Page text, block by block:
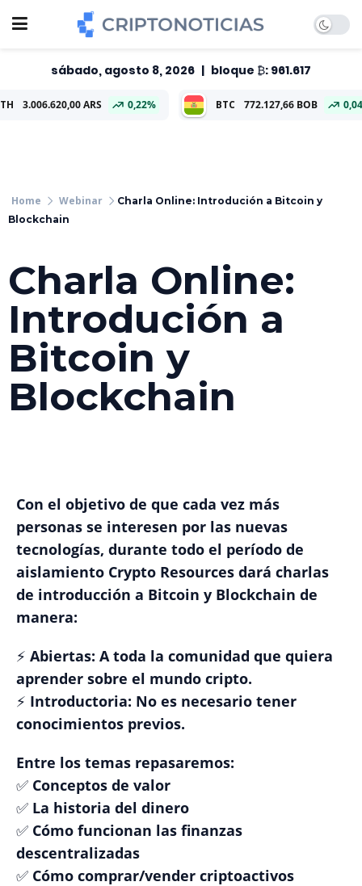
sábado, agosto 8, 2026 | bloque ₿: 961.617
3.006.620,00 ARS 0,22% BTC 772.127,66 BOB 0,04%
Webinar
Charla Online: Introdución a Bitcoin y
Blockchain
Charla Online:
Introdución a
Bitcoin y
Blockchain
Con el objetivo de que cada vez más
personas se interesen por las nuevas
tecnologías, durante todo el período de
aislamiento Crypto Resources dará charlas
de introducción a Bitcoin y Blockchain de
manera:
⚡ Abiertas: A toda la comunidad que quiera
aprender sobre el mundo cripto.
⚡ Introductoria: No es necesario tener
conocimientos previos.
Entre los temas repasaremos:
✅ Conceptos de valor
✅ La historia del dinero
✅ Cómo funcionan las finanzas
descentralizadas
✅ Cómo comprar/vender criptoactivos